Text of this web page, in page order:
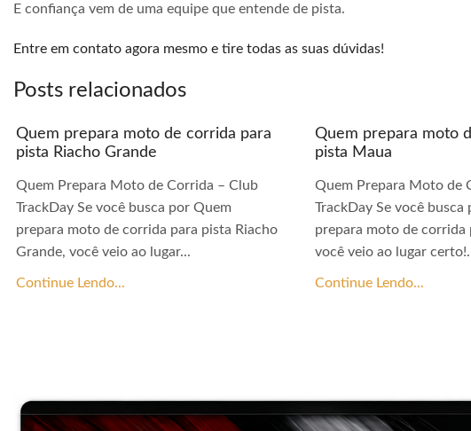
E confiança vem de uma equipe que entende de pista.
Entre em contato agora mesmo e tire todas as suas dúvidas!
Posts relacionados
Quem prepara moto de corrida para
pista Riacho Grande
Quem Prepara Moto de Corrida – Club
TrackDay Se você busca por Quem
prepara moto de corrida para pista Riacho
Grande, você veio ao lugar...
Continue Lendo...
Quem prepara moto
pista Maua
Quem Prepara Moto de
TrackDay Se você busca
prepara moto de corrida
você veio ao lugar
Continue Lendo...